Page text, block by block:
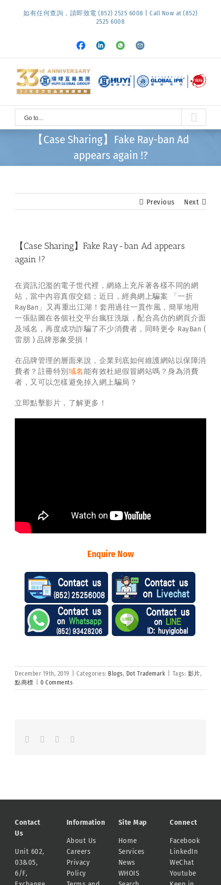
如有任何查詢，請即致電 (852) 2525 6008 | Call Now at (852)
2525 6008
Facebook
LinkedInWhatsapp
Email
Go to...
【Case Sharing】Fake Ray-ban Ad
appears again !?
Previous Next
【Case Sharing】Fake Ray-ban Ad appears
again !?
在資訊氾濫的電子世代裡，網絡上充斥著各樣不同的網
站，當中內容真假交錯；近日，經典網上騙案 「一折
RayBan」又再重出江湖！套用過往一貫作風，簡單地用
一張貼圖在各個社交平台瘋狂洗版，配合高仿的網頁介面
及域名，再度成功詐騙了不少消費者，同時更令 RayBan (
雷朋 ) 品牌形象受損！
在品牌管理的層面來說，企業到底如何維護網站以保障消
費者？註冊特別 域名能有效杜絕假冒網站嗎？身為消費
者，又可以怎樣避免掉入網上騙局？
立即點擊影片，了解更多！
Enquire Now
December 19th, 2019 Categories: Blogs, Dot Trademark Tags: 影片,
點商標
0 Comments
FacebookLinkedInWhatsapp
Contact
Us
Unit 602,
03&05,
6/F,
Information
About Us
Careers
Privacy
Policy
Site Map
Home
Services
News
WHOIS
Connect
Facebook
LinkedIn
WeChat
Youtube